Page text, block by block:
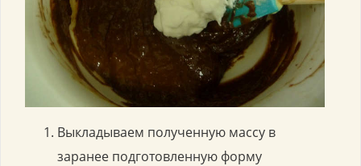
Выкладываем полученную массу в
заранее подготовленную форму